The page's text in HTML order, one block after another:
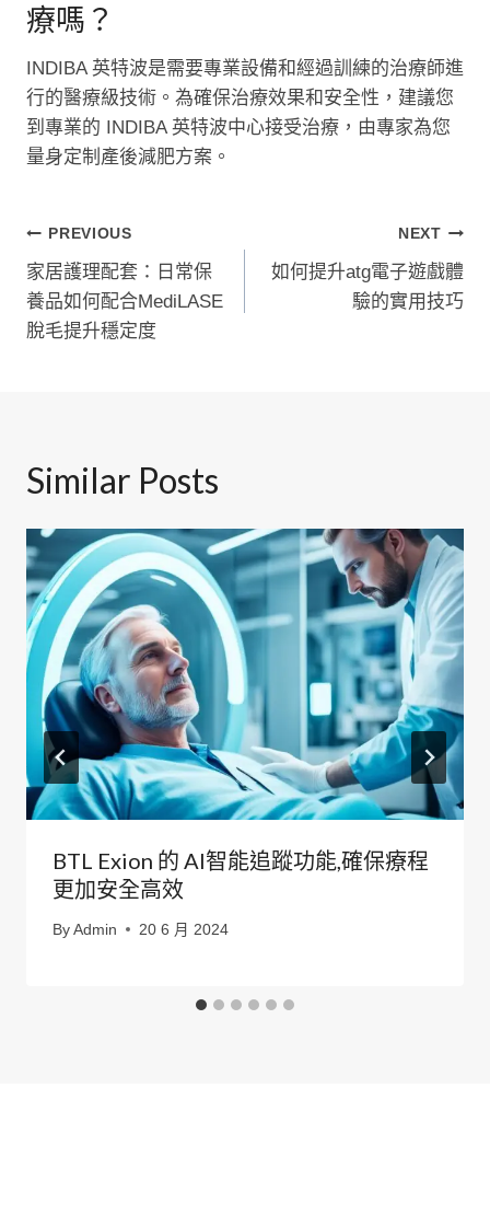
療嗎？
INDIBA 英特波是需要專業設備和經過訓練的治療師進
行的醫療級技術。為確保治療效果和安全性，建議您
到專業的 INDIBA 英特波中心接受治療，由專家為您
量身定制產後減肥方案。
文
章
導
PREVIOUS
家居護理配套：日常保
養品如何配合MediLASE
脫毛提升穩定度
NEXT
如何提升atg電子遊戲體
驗的實用技巧
Similar Posts
BTL Exion 的 AI智能追蹤功能,確保療程
更加安全高效
By Admin 20 6 月 2024